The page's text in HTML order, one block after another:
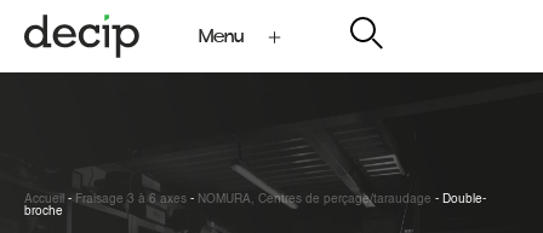
Menu
Accueil - Fraisage 3 à 6 axes - NOMURA, Centres de perçage/taraudage - Double-
broche